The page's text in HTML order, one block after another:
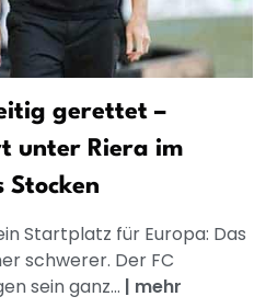
gerettet –
unter Riera im
Stocken
Startplatz für Europa: Das
schwerer. Der FC
sein ganz... | mehr